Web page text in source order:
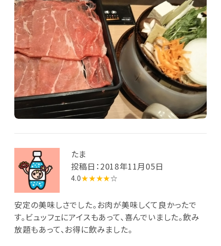
たま
投稿日：2018年11月05日
4.0★★★★☆
安定の美味しさでした。お肉が美味しくて良かったで
す。ビュッフェにアイスもあって、喜んでいました。飲み
放題もあって、お得に飲みました。